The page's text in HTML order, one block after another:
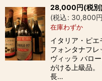
28,000円(税別
(税込: 30,800円
在庫わずか
イタリア・ピ
フォンタナフレ
ヴィッラ バロ
がける上級品。
長…